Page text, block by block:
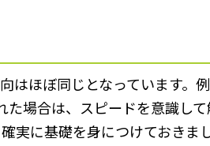
はほぼ同じとなっています。
場合は、スピードを意識し
実に基礎を身につけておきまし